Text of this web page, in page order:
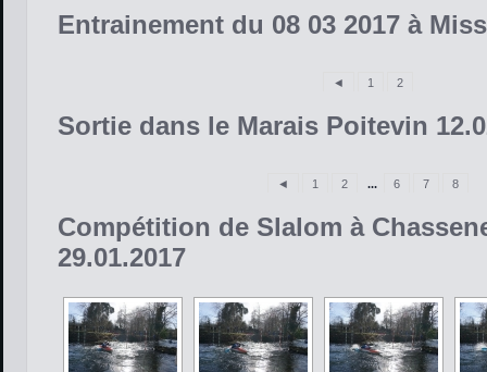
Entrainement du 08 03 2017 à
◄ 1 2
Sortie dans le Marais Poitevin
◄ 1 2 ... 6 7 8
Compétition de Slalom à
29.01.2017